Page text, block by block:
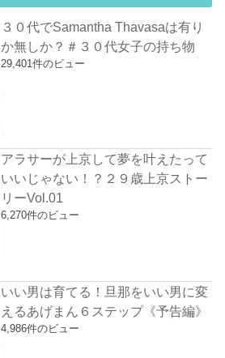
３０代でSamantha Thavasaは有り
か無しか？＃３０代女子の持ち物
29,401件のビュー
アラサーが上京して夢を叶えたって
いいじゃない！？２９歳上京ストー
リーVol.01
6,270件のビュー
いい男は育てる！旦那をいい男に変
えるあげまん６ステップ《予告編》
4,986件のビュー